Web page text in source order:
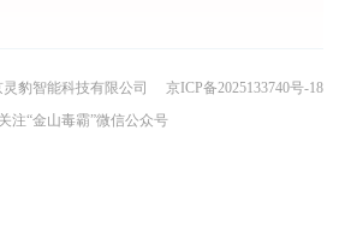
豹智能科技有限公司
京ICP备2025133740号-18
关注“金山毒霸”微信公众号